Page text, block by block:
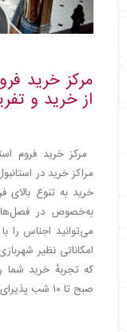
مرکز خرید
از خرید و
مراکز خرید در
خرید به تنوع
به‌خصوص در
می‌توانید اجناس را
امکاناتی نظیر
صبح تا ۱۰ شب پذیرای بازدیدکنندگان است.